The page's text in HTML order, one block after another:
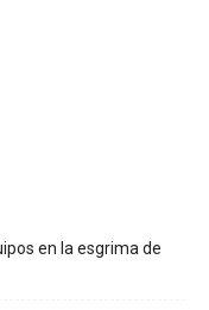
en la esgrima de